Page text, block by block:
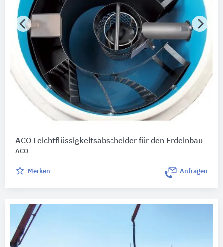
ACO Leichtflüssigkeitsabscheider für den Erdeinbau
ACO
Merken Anfragen